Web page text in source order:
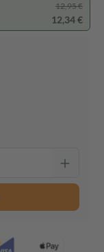
12,95 €
12,34 €